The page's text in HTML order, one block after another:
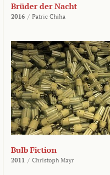
Brüder der Nacht
2016 / Patric Chiha
Bulb Fiction
2011 / Christoph Mayr